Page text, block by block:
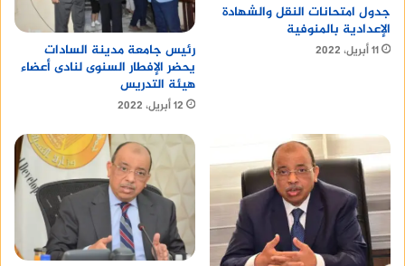
جدول امتحانات النقل والشهادة
الإعدادية بالمنوفية
11 أبريل، 2022
رئيس جامعة مدينة السادات
يحضر الإفطار السنوى لنادى أعضاء
هيئة التدريس
12 أبريل، 2022